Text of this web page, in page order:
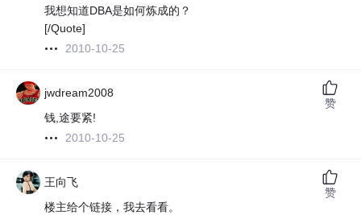
我想知道DBA是如何炼成的？
[/Quote]
2010-10-25
jwdream2008
钱,途要紧!
2010-10-25
赞
王向飞
楼主给个链接，我去看看。
赞